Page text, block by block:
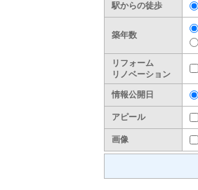
駅からの徒歩
築年数
リフォーム
リノベーション
情報公開日
アピール
画像